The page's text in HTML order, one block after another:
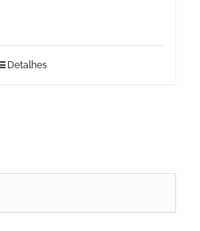
Detalhes